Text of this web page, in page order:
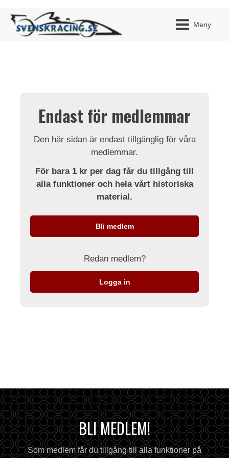
Meny
Endast för medlemmar
Den här sidan är endast tillgänglig för våra
medlemmar.
För bara 1 kr per dag får du tillgång till
alla funktioner och hela vårt historiska
material.
Bli medlem
Redan medlem?
Logga in
BLI MEDLEM!
Som medlem får du tillgång till alla funktioner på